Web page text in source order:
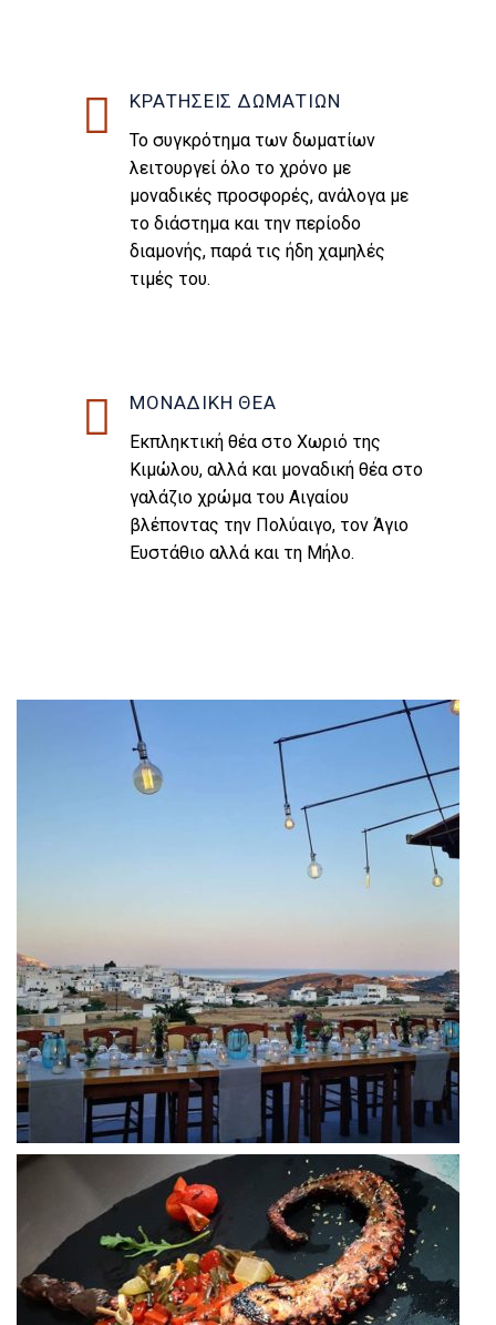
ΚΡΑΤΗΣΕΙΣ ΔΩΜΑΤΙΩΝ
Το συγκρότημα των δωματίων
λειτουργεί όλο το χρόνο με
μοναδικές προσφορές, ανάλογα με
το διάστημα και την περίοδο
διαμονής, παρά τις ήδη χαμηλές
τιμές του.
ΜΟΝΑΔΙΚΗ ΘΕΑ
Εκπληκτική θέα στο Χωριό της
Κιμώλου, αλλά και μοναδική θέα στο
γαλάζιο χρώμα του Αιγαίου
βλέποντας την Πολύαιγο, τον Άγιο
Ευστάθιο αλλά και τη Μήλο.